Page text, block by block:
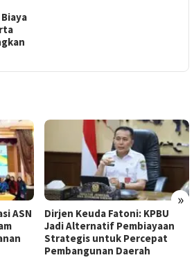
»
Fatoni: KPBU
Pembiayaan
untuk Percepat
Daerah
Dirjen Keuda
Perlu